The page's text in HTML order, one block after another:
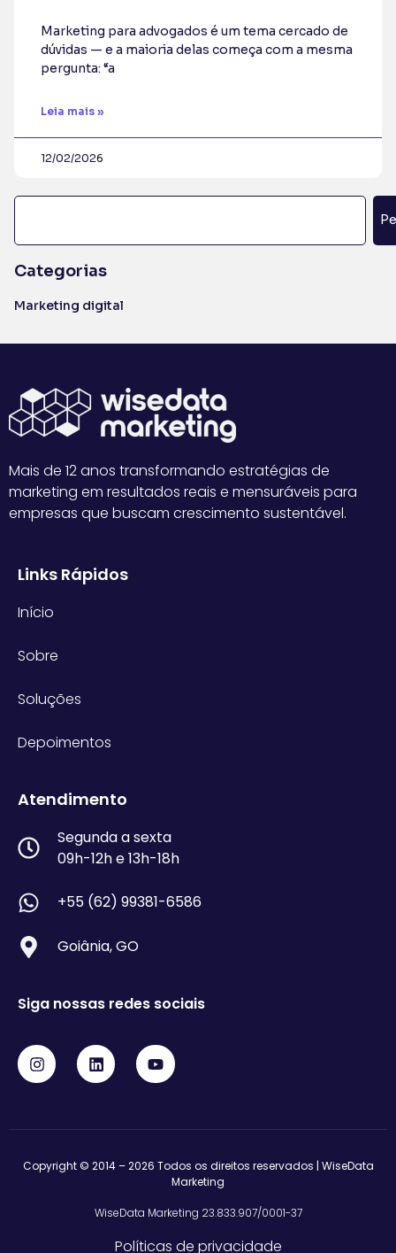
Marketing para advogados é um tema cercado de
dúvidas — e a maioria delas começa com a mesma
pergunta: “a
Leia mais »
12/02/2026
Categorias
Marketing digital
Mais de 12 anos transformando estratégias de
marketing em resultados reais e mensuráveis para
empresas que buscam crescimento sustentável.
Links Rápidos
Início
Sobre
Soluções
Depoimentos
Atendimento
Segunda a sexta
09h-12h e 13h-18h
+55 (62) 99381-6586
Goiânia, GO
Siga nossas redes sociais
Copyright © 2014 – 2026 Todos os direitos reservados | WiseData
Marketing
WiseData Marketing 23.833.907/0001-37
Políticas de privacidade